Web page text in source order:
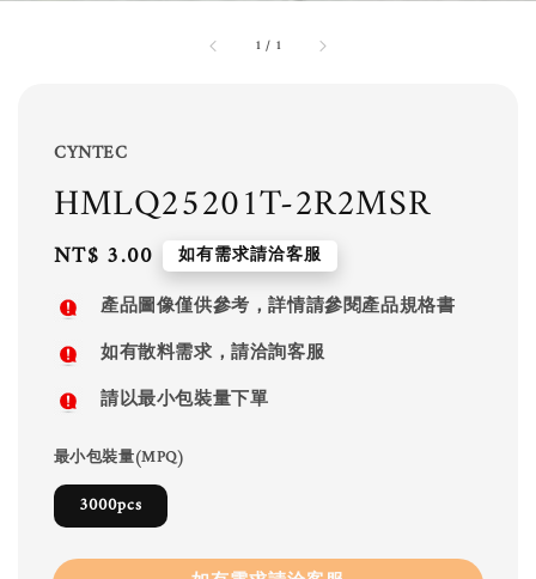
1 / 1
CYNTEC
HMLQ25201T-2R2MSR
Regular
price
NT$ 3.00 如有需求請洽客服
產品圖像僅供參考，詳情請參閱產品規格書
如有散料需求，請洽詢客服
請以最小包裝量下單
最小包裝量(MPQ)
3000pcs